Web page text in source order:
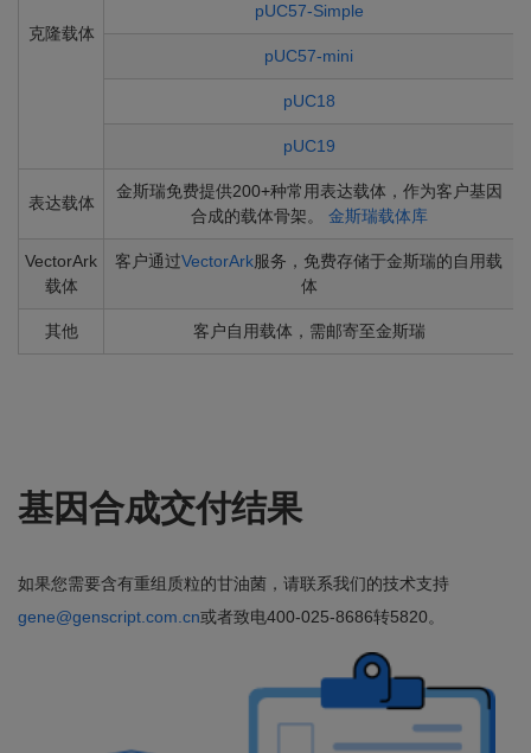
克隆载体
pUC57-Simple
pUC57-mini
pUC18
pUC19
表达载体
金斯瑞免费提供200+种常用表达载体，作为客户基因
合成的载体骨架。 金斯瑞载体库
VectorArk
载体
客户通过VectorArk服务，免费存储于金斯瑞的自用载
体
其他 客户自用载体，需邮寄至金斯瑞
基因合成交付结果
如果您需要含有重组质粒的甘油菌，请联系我们的技术支持
gene@genscript.com.cn或者致电400-025-8686转5820。